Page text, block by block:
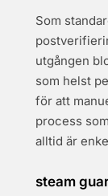
Som
utgången
som helst
för att
process
alltid är
steam